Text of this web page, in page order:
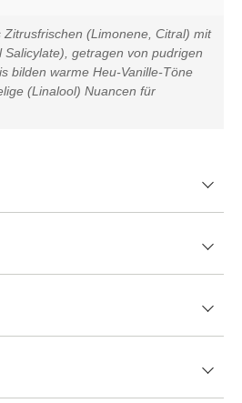
(Limonene, Citral) mit
getragen von pudrigen
bilden warme Heu-Vanille-Töne
(Linalool) Nuancen für